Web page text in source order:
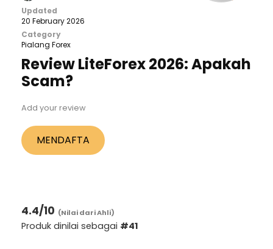
Updated
20 February 2026
Category
Pialang Forex
Review LiteForex 2026: Apakah
Scam?
Add your review
MENDAFTA
4.4/10 (Nilai dari Ahli)
Produk dinilai sebagai #41